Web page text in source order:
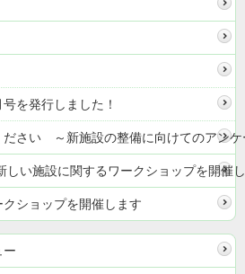
を発行しました！
ださい ～新施設の整備に向けてのアンケ
しい施設に関するワークショップを開催
ショップを開催します
ー